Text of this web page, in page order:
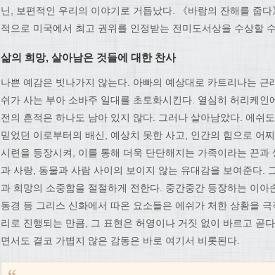
닌, 보편적인 우리의 이야기로 거듭났다. 《바람의 잔해를 줍
적으로 미국에서 최고 권위를 인정받는 전미도서상을 수상할
삶의 희망, 살아남은 것들에 대한 찬사
나쁜 예감은 빗나가지 않는다. 아빠의 예상대로 카트리나는 근
쉬가 사는 부아 소바주 일대를 초토화시킨다. 열심히 허리케인
전의 흔적은 하나도 남아 있지 않다. 그러나 살아남았다. 에쉬
믿었던 이로부터의 배신, 예상치 못한 사고, 인간의 힘으로 어
시련을 등장시켜, 이를 통해 더욱 단단해지는 가족이라는 끈과
과 사랑, 동물과 사람 사이의 보이지 않는 유대감을 보여준다.
과 희망의 소중함을 절절하게 전한다. 중간중간 등장하는 이
동경 등 그리스 신화에서 따온 요소들은 에쉬가 처한 상황을
리로 진행되는 만큼, 그 표현은 허영이나 거짓 없이 바르고 곧
면서도 결코 가볍지 않은 감동은 바로 여기서 비롯된다.